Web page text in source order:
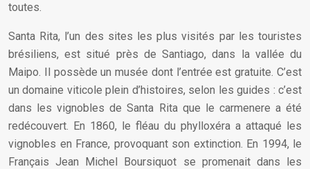
toutes.
Santa Rita, l’un des sites les plus visités par les touristes
brésiliens, est situé près de Santiago, dans la vallée du
Maipo. Il possède un musée dont l’entrée est gratuite. C’est
un domaine viticole plein d’histoires, selon les guides : c’est
dans les vignobles de Santa Rita que le carmenere a été
redécouvert. En 1860, le fléau du phylloxéra a attaqué les
vignobles en France, provoquant son extinction. En 1994, le
Français Jean Michel Boursiquot se promenait dans les